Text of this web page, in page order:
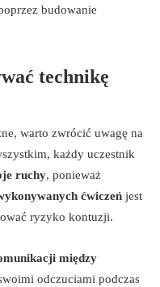
budowanie
technikę
warto zwrócić uwagę na
każdy uczestnik
ruchy, ponieważ
ćwiczeń jest
ryzyko kontuzji.
między
odczuciami podczas